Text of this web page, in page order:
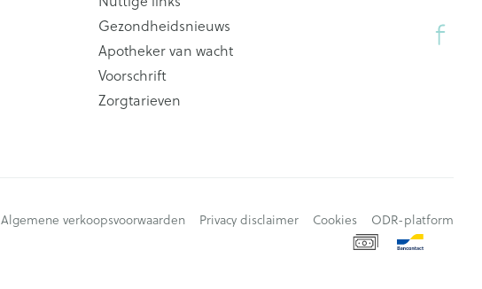
Gezondheidsnieuws
Apotheker van wacht
Voorschrift
Zorgtarieven
Algemene verkoopsvoorwaarden Privacy disclaimer Cookies ODR-platform